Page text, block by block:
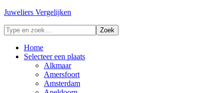
Juweliers Vergelijken
Home
Selecteer een plaats
Alkmaar
Amersfoort
Amsterdam